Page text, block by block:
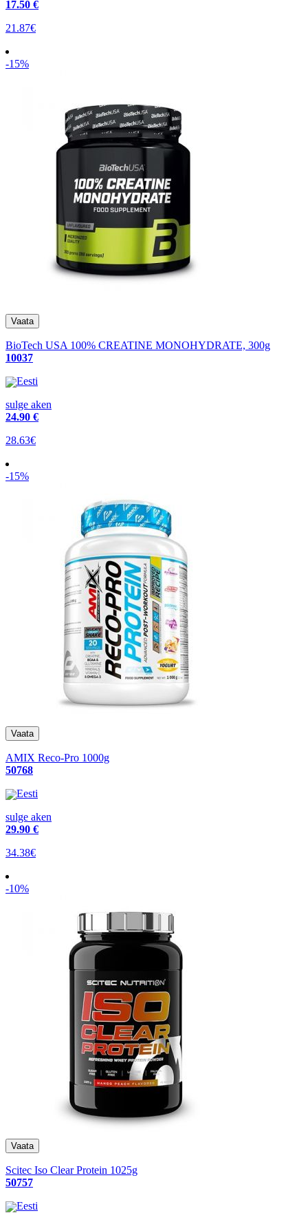
17.50 €
21.87€
-15%
BioTech USA 100% CREATINE MONOHYDRATE, 300g
10037
Eesti
sulge aken
24.90 €
28.63€
-15%
AMIX Reco-Pro 1000g
50768
Eesti
sulge aken
29.90 €
34.38€
-10%
Scitec Iso Clear Protein 1025g
50757
Eesti